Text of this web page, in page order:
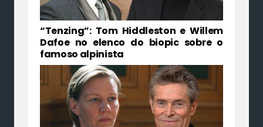
“Tenzing”: Tom Hiddleston e Willem
Dafoe no elenco do biopic sobre o
famoso alpinista